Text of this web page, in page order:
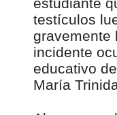
testículos
gravemente
incidente
educativo
María